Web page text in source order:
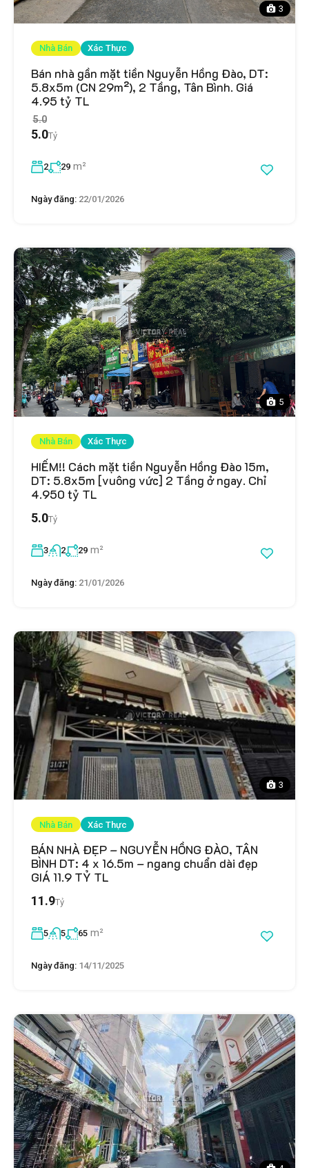
3
Nhà Bán Xác Thực
Bán nhà gần mặt tiền Nguyễn Hồng Đào, DT:
5.8x5m (CN 29m²), 2 Tầng, Tân Bình. Giá
4.95 tỷ TL
5.0
5.0
Tỷ
2 29 m²
Ngày đăng: 22/01/2026
5
Nhà Bán Xác Thực
HIẾM!! Cách mặt tiền Nguyễn Hồng Đào 15m,
DT: 5.8x5m [vuông vức] 2 Tầng ở ngay. Chỉ
4.950 tỷ TL
5.0Tỷ
3 2 29 m²
Ngày đăng: 21/01/2026
3
Nhà Bán Xác Thực
BÁN NHÀ ĐẸP – NGUYỄN HỒNG ĐÀO, TÂN
BÌNH DT: 4 x 16.5m – ngang chuẩn dài đẹp
GIÁ 11.9 TỶ TL
11.9Tỷ
5 5 65 m²
Ngày đăng: 14/11/2025